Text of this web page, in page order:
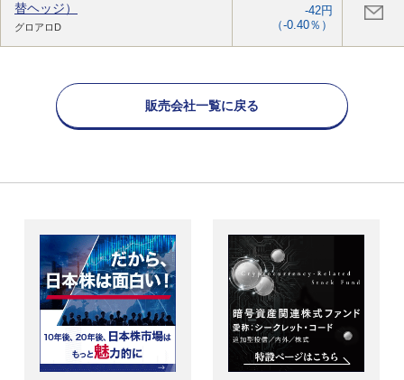
替ヘッジ）
グロアロD
-42円
（-0.40％）
販売会社一覧に戻る